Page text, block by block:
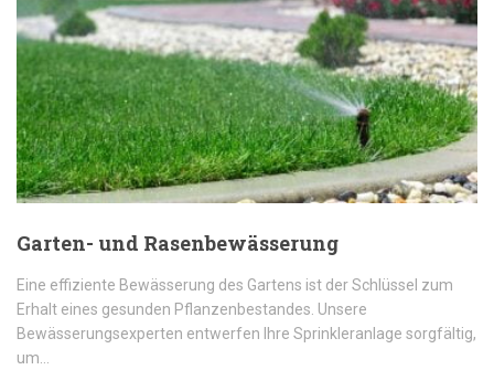
Garten- und Rasenbewässerung
Eine effiziente Bewässerung des Gartens ist der Schlüssel zum
Erhalt eines gesunden Pflanzenbestandes. Unsere
Bewässerungsexperten entwerfen Ihre Sprinkleranlage sorgfältig,
um…